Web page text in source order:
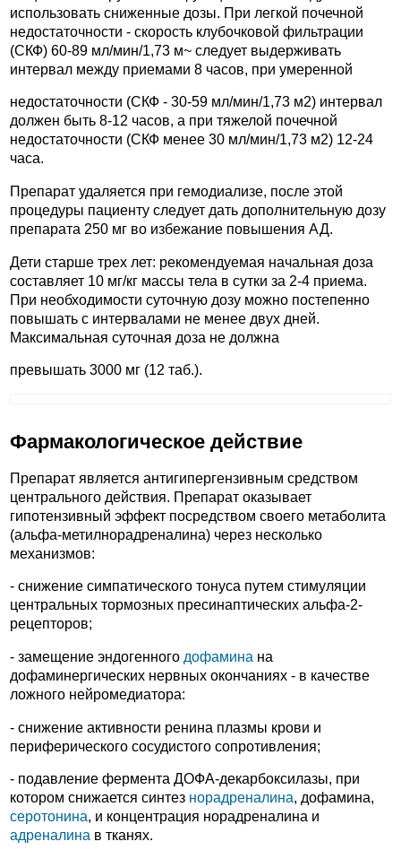
использовать сниженные дозы. При легкой почечной
недостаточности - скорость клубочковой фильтрации
(СКФ) 60-89 мл/мин/1,73 м~ следует выдерживать
интервал между приемами 8 часов, при умеренной
недостаточности (СКФ - 30-59 мл/мин/1,73 м2) интервал
должен быть 8-12 часов, а при тяжелой почечной
недостаточности (СКФ менее 30 мл/мин/1,73 м2) 12-24
часа.
Препарат удаляется при гемодиализе, после этой
процедуры пациенту следует дать дополнительную дозу
препарата 250 мг во избежание повышения АД.
Дети старше трех лет: рекомендуемая начальная доза
составляет 10 мг/кг массы тела в сутки за 2-4 приема.
При необходимости суточную дозу можно постепенно
повышать с интервалами не менее двух дней.
Максимальная суточная доза не должна
превышать 3000 мг (12 таб.).
Фармакологическое действие
Препарат является антигипергензивным средством
центрального действия. Препарат оказывает
гипотензивный эффект посредством своего метаболита
(альфа-метилнорадреналина) через несколько
механизмов:
- снижение симпатического тонуса путем стимуляции
центральных тормозных пресинаптических альфа-2-
рецепторов;
- замещение эндогенного дофамина на
дофаминергических нервных окончаниях - в качестве
ложного нейромедиатора:
- снижение активности ренина плазмы крови и
периферического сосудистого сопротивления;
- подавление фермента ДОФА-декарбоксилазы, при
котором снижается синтез норадреналина, дофамина,
серотонина, и концентрация норадреналина и
адреналина в тканях.